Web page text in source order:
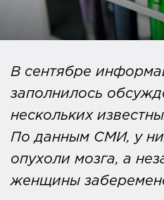
В сентябре
заполнилось
нескольких
По данным СМИ, у
опухоли мозга, а
женщины